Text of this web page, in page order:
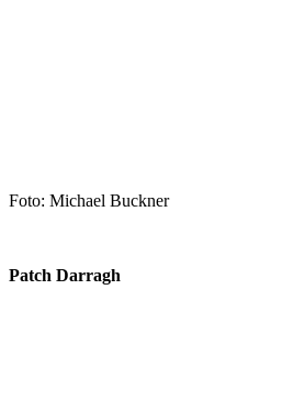
Foto: Michael Buckner
Patch Darragh